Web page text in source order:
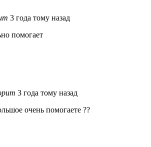
3 года тому назад
помогает
3 года тому назад
очень помогаете ??